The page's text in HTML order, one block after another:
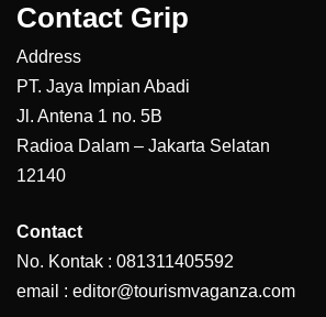
Contact Grip
Address
PT. Jaya Impian Abadi
Jl. Antena 1 no. 5B
Radioa Dalam – Jakarta Selatan
12140
Contact
No. Kontak : 081311405592
email : editor@tourismvaganza.com